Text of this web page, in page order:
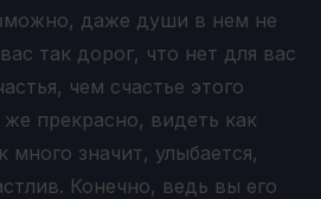
даже души в нем не
так дорог, что нет для вас
чем счастье этого
же прекрасно, видеть как
много значит, улыбается,
Конечно, ведь вы его